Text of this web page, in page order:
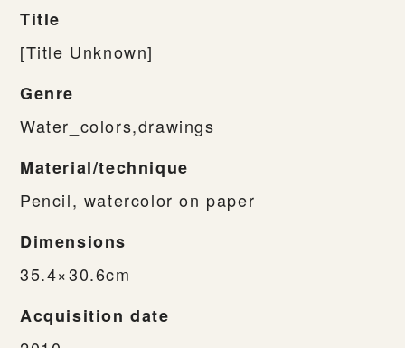
Title
[Title Unknown]
Genre
Water_colors,drawings
Material/technique
Pencil, watercolor on paper
Dimensions
35.4×30.6cm
Acquisition date